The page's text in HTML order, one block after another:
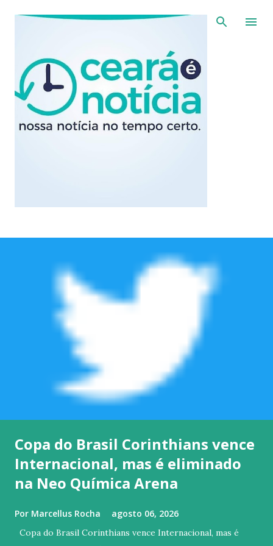
Pular para o conteúdo principal
Copa do Brasil Corinthians vence
Internacional, mas é eliminado
na Neo Química Arena
Por Marcellus Rocha agosto 06, 2026
Copa do Brasil Corinthians vence Internacional, mas é